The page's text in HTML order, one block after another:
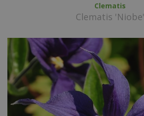
Clematis
Clematis 'Niobe'